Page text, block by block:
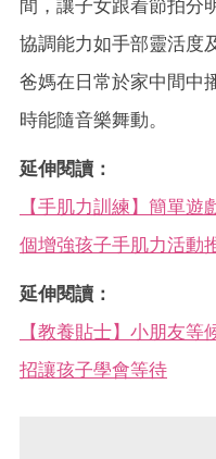
間，讓子女跟着節拍分
協調能力如手部靈活度
爸媽在日常於家中間中
時能隨音樂舞動。
延伸閱讀：
【手肌力訓練】簡單
個增強孩子手肌力活動
延伸閱讀：
【教養貼士】小朋友
招讓孩子學會等待